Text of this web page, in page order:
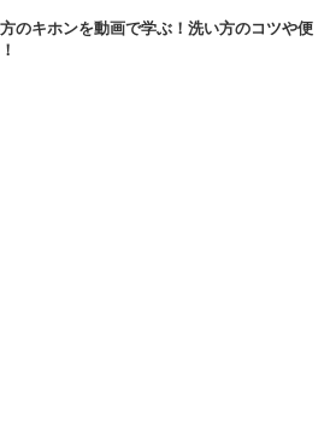
のキホンを動画で学ぶ！洗い方のコツや便